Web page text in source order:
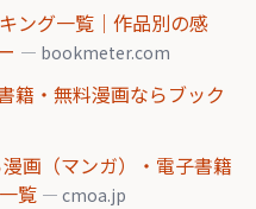
ング一覧｜作品別の感
— bookmeter.com
籍・無料漫画ならブック
画（マンガ）・電子書籍
覧 — cmoa.jp